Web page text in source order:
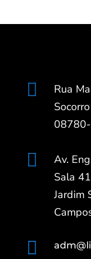

Rua

Av.
Sala
Jardim
